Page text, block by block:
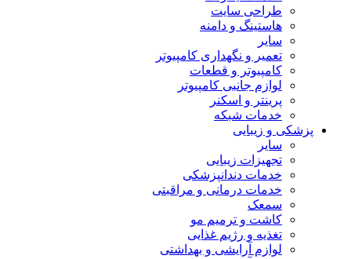
طراحی سایت
هاستینگ و دامنه
سایر
تعمیر و نگهداری کامپیوتر
کامپیوتر و قطعات
لوازم جانبی کامپیوتر
پرینتر و اسکنر
خدمات شبکه
پزشکی و زیبایی
سایر
تجهیزات زیبایی
خدمات دندانپزشکی
خدمات درمانی و مراقبتی
سمعک
کاشت و ترمیم مو
تغذیه و رژیم غذایی
لوازم آرایشی و بهداشتی